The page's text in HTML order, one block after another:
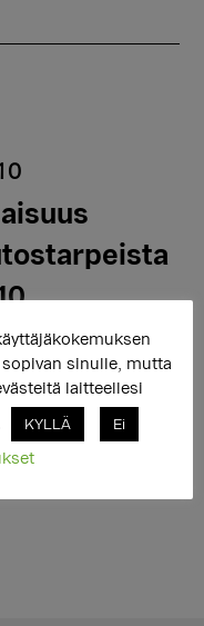
transihmisille
sinulle, mutta
laitteellesi
KYLLÄ Ei